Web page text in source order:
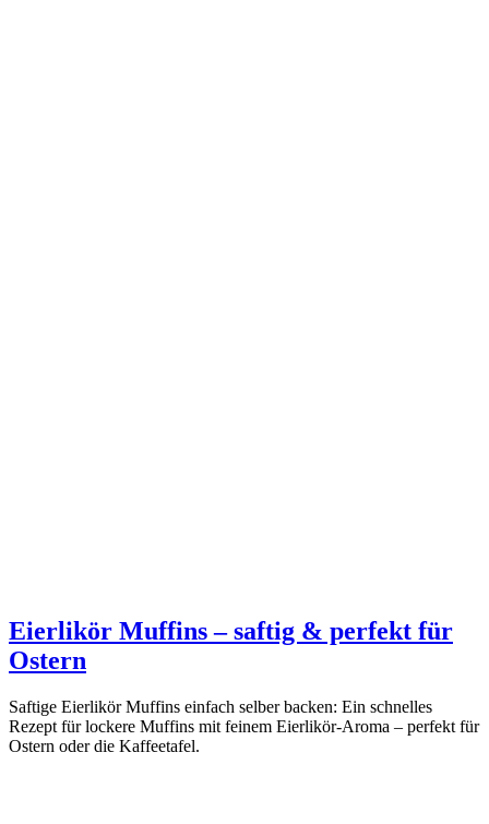
Eierlikör Muffins – saftig & perfekt für
Ostern
Saftige Eierlikör Muffins einfach selber backen: Ein schnelles
Rezept für lockere Muffins mit feinem Eierlikör-Aroma – perfekt für
Ostern oder die Kaffeetafel.